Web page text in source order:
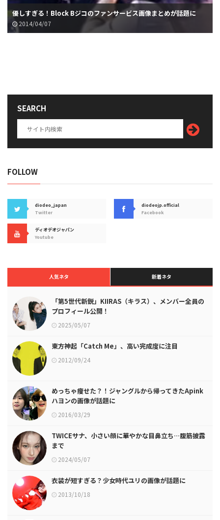
優しすぎる！Block Bジコのファンサービス画像まとめが話題に
2014/04/07
SEARCH
FOLLOW
diodeo_japan
Twitter
diodeojp.official
Facebook
ディオデオジャパン
Youtube
人気ネタ 新着ネタ
「第5世代新鋭」KIIRAS（キラス）、メンバー全員の
プロフィール公開！
2025/05/07
東方神起「Catch Me」、高い完成度に注目
2012/09/24
めっちゃ痩せた？！ジャングルから帰ってきたApink
ハヨンの画像が話題に
2016/03/29
TWICEサナ、小さい顔に華やかな目鼻立ち…腹筋披露
まで
2024/05/07
衣装が短すぎる？少女時代ユリの画像が話題に
2013/10/18